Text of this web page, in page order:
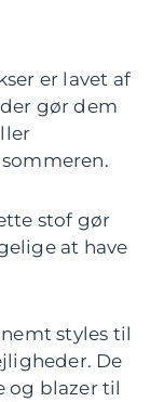
er lavet af
gør dem
stof gør
at have
styles til
De
og blazer til